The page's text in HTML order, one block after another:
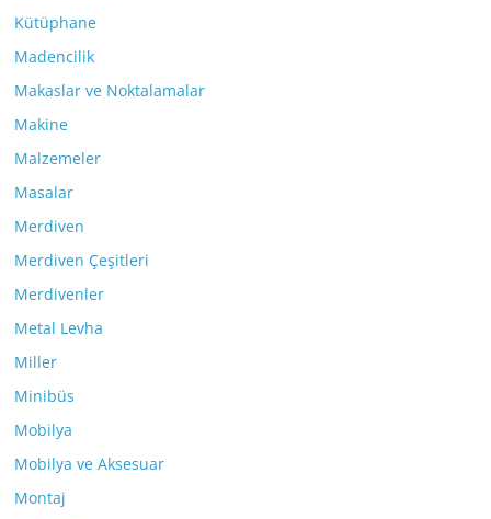
Kütüphane
Madencilik
Makaslar ve Noktalamalar
Makine
Malzemeler
Masalar
Merdiven
Merdiven Çeşitleri
Merdivenler
Metal Levha
Miller
Minibüs
Mobilya
Mobilya ve Aksesuar
Montaj